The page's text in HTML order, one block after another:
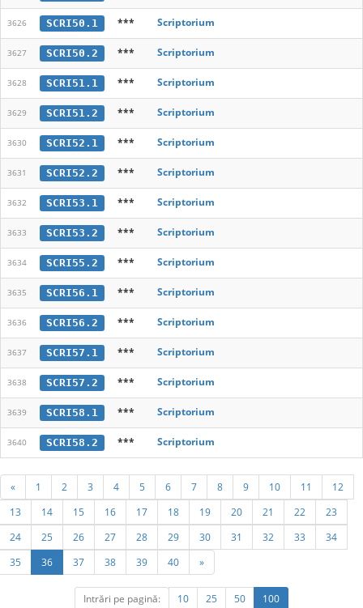
3626 SCRI50.1 *** Scriptorium
3627 SCRI50.2 *** Scriptorium
3628 SCRI51.1 *** Scriptorium
3629 SCRI51.2 *** Scriptorium
3630 SCRI52.1 *** Scriptorium
3631 SCRI52.2 *** Scriptorium
3632 SCRI53.1 *** Scriptorium
3633 SCRI53.2 *** Scriptorium
3634 SCRI55.2 *** Scriptorium
3635 SCRI56.1 *** Scriptorium
3636 SCRI56.2 *** Scriptorium
3637 SCRI57.1 *** Scriptorium
3638 SCRI57.2 *** Scriptorium
3639 SCRI58.1 *** Scriptorium
3640 SCRI58.2 *** Scriptorium
« 1 2 3 4 5 6 7 8 9 10 11
12
13
14 15 16 17 18 19 20 21 22
23
24
25 26 27 28 29 30 31 32 33
34
35
36 37 38 39 40 »
Intrări pe pagină: 10 25 50 100